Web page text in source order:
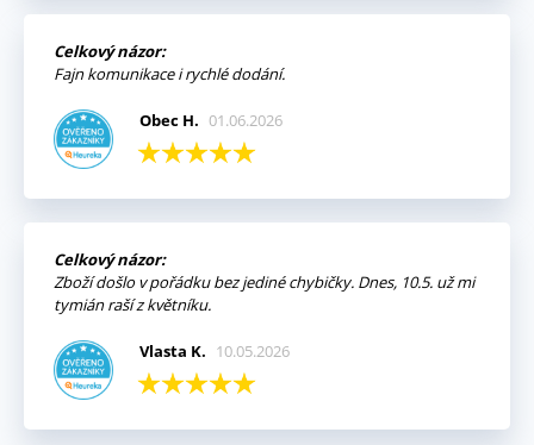
Celkový názor:
Fajn komunikace i rychlé dodání.
Obec H. 01.06.2026
Celkový názor:
Zboží došlo v pořádku bez jediné chybičky. Dnes, 10.5. už mi
tymián raší z květníku.
Vlasta K. 10.05.2026